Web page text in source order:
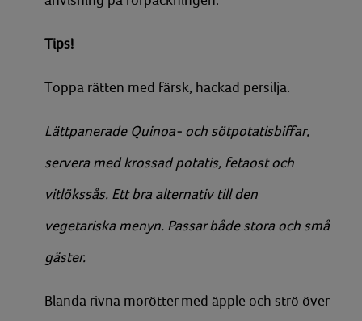
Tips!
Toppa rätten med färsk, hackad persilja.
Lättpanerade Quinoa- och sötpotatisbiffar,
servera med krossad potatis, fetaost och
vitlökssås. Ett bra alternativ till den
vegetariska menyn. Passar både stora och små
gäster.
Blanda rivna morötter med äpple och strö över